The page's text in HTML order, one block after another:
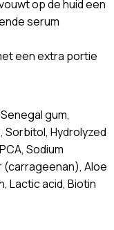
op de huid een
serum
een extra portie
gum,
Hydrolyzed
Sodium
Aloe
Lactic acid, Biotin